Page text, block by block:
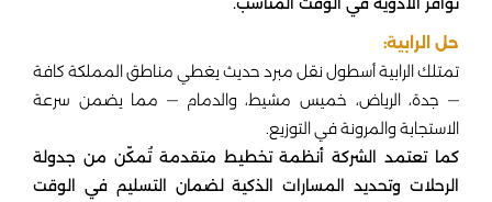
حل الرابية:
تمتلك الرابية أسطول نقل مبرد حديث يغطي مناطق المملكة كافة
— جدة، الرياض، خميس مشيط، والدمام — مما يضمن سرعة
الاستجابة والمرونة في التوزيع.
كما تعتمد الشركة أنظمة تخطيط متقدمة تُمكّن من جدولة
الرحلات وتحديد المسارات الذكية لضمان التسليم في الوقت